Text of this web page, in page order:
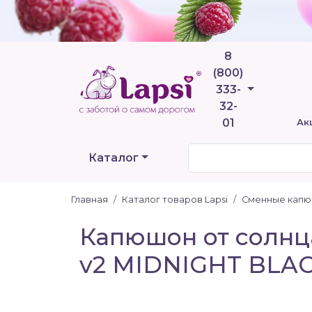
8
(800)
333-
32-
01
Телефоны
Каталог
Главная Каталог товаров Lapsi Сменные
Капюшон от
v2 MIDNIGHT